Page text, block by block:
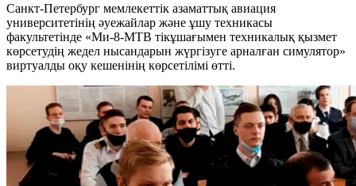
Санкт-Петербург мемлекеттік азаматтық авиация
университетінің әуежайлар және ұшу техникасы
факультетінде «Ми-8-МТВ тікұшағымен техникалық қызмет
көрсетудің жедел нысандарын жүргізуге арналған симулятор»
виртуалды оқу кешенінің көрсетілімі өтті.